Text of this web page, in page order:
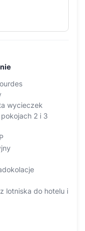
wycieczek
2 i 3
lotniska do hotelu i